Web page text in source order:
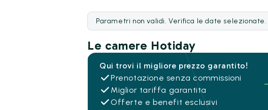
Parametri non validi. Verifica le date selezionate.
Le camere Hotiday
Qui trovi il migliore prezzo garantito!
Prenotazione senza commissioni
Miglior tariffa garantita
Offerte e benefit esclusivi